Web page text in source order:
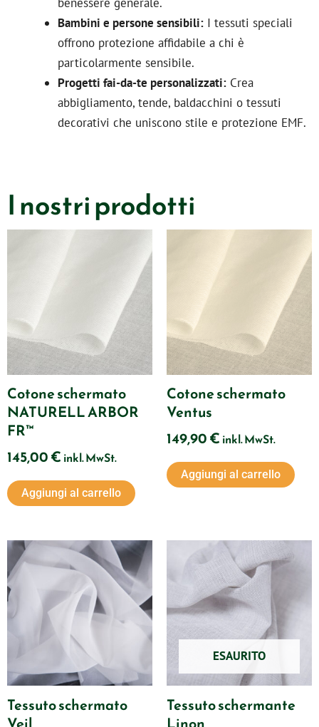
Bambini e persone sensibili: I tessuti speciali
offrono protezione affidabile a chi è
particolarmente sensibile.
Progetti fai-da-te personalizzati: Crea
abbigliamento, tende, baldacchini o tessuti
decorativi che uniscono stile e protezione EMF.
I nostri prodotti
Cotone schermato
NATURELL ARBOR
FR™
145,00€ inkl. MwSt.
Aggiungi al carrello
Cotone schermato
Ventus
149,90€ inkl. MwSt.
Aggiungi al carrello
Tessuto schermato
Questo
prodotto
più
Le
opzioni
possono
essere
ESAURITO
Tessuto schermante